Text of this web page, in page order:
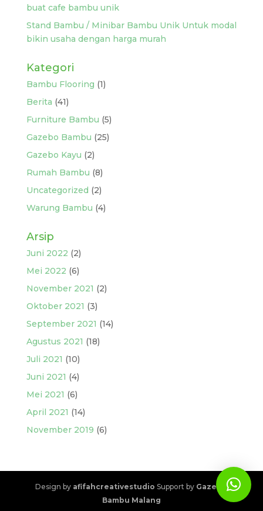
buat cafe bambu unik
Stand Bambu / Minibar Bambu Unik Untuk modal
bikin usaha dengan harga murah
Kategori
Bambu Flooring (1)
Berita (41)
Furniture Bambu (5)
Gazebo Bambu (25)
Gazebo Kayu (2)
Rumah Bambu (8)
Uncategorized (2)
Warung Bambu (4)
Arsip
Juni 2022 (2)
Mei 2022 (6)
November 2021 (2)
Oktober 2021 (3)
September 2021 (14)
Agustus 2021 (18)
Juli 2021 (10)
Juni 2021 (4)
Mei 2021 (6)
April 2021 (14)
November 2019 (6)
Design by afifahcreativestudio Support by Gazebo
Bambu Malang